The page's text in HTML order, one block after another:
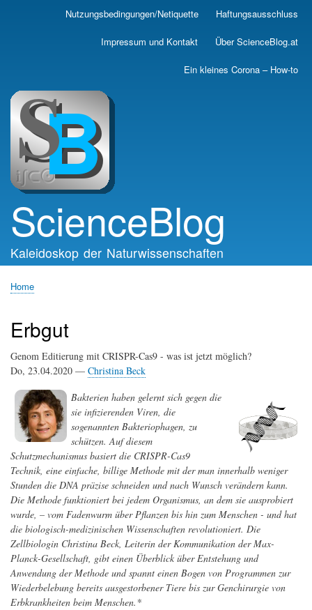
Skip
main
Nutzungsbedingungen/Netiquette Haftungsausschluss
Impressum und Kontakt Über ScienceBlog.at
Ein kleines Corona – How-to
ScienceBlog
Kaleidoskop der Naturwissenschaften
Home
Erbgut
Genom Editierung mit CRISPR-Cas9 - was ist jetzt möglich?
Do, 23.04.2020 — Christina Beck
Bakterien haben gelernt sich gegen die
sie infizierenden Viren, die
sogenannten Bakteriophagen, zu
schützen. Auf diesem
Schutzmechanismus basiert die CRISPR-Cas9
Technik, eine einfache, billige Methode mit der man innerhalb weniger
Stunden die DNA präzise schneiden und nach Wunsch verändern kann.
Die Methode funktioniert bei jedem Organismus, an dem sie ausprobiert
wurde, – vom Fadenwurm über Pflanzen bis hin zum Menschen - und hat
die biologisch-medizinischen Wissenschaften revolutioniert. Die
Zellbiologin Christina Beck, Leiterin der Kommunikation der Max-
Planck-Gesellschaft, gibt einen Überblick über Entstehung und
Anwendung der Methode und spannt einen Bogen von Programmen zur
Wiederbelebung bereits ausgestorbener Tiere bis zur Genchirurgie von
Erbkrankheiten beim Menschen.*